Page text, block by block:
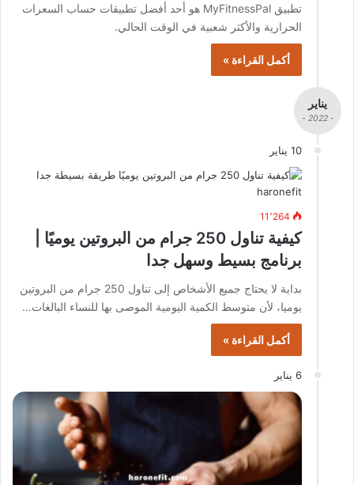
تطبيق MyFitnessPal هو أحد أفضل تطبيقات حساب السعرات
الحرارية والأكثر شعبية في الوقت الحالي.
أكمل القراءة »
يناير
- 2022 -
10 يناير
11٬264
كيفية تناول 250 جرام من البروتين يوميًا |
برنامج بسيط وسهل جدا
بداية لا يحتاج جميع الأشخاص إلى تناول 250 جرام من البروتين
يوميا، لأن متوسط الكمية اليومية الموصى بها للنساء البالغات…
أكمل القراءة »
6 يناير